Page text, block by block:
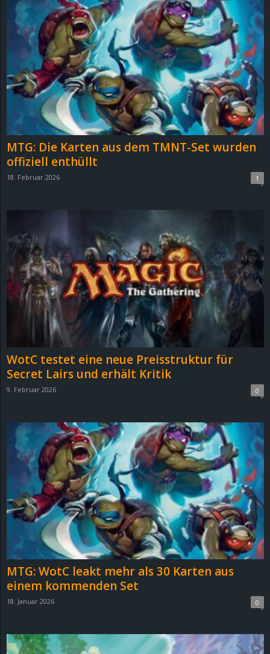
MTG: Die Karten aus dem TMNT-Set wurden
offiziell enthüllt
18. Februar 2026 1
WotC testet eine neue Preisstruktur für
Secret Lairs und erhält Kritik
9. Februar 2026 0
MTG: WotC leakt mehr als 30 Karten aus
einem kommenden Set
18. Januar 2026 0